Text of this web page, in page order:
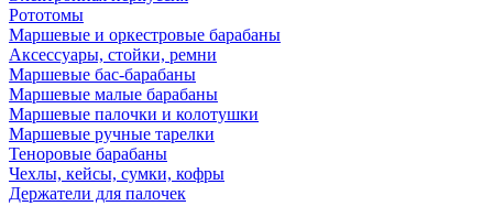
Рототомы
Маршевые и оркестровые барабаны
Аксессуары, стойки, ремни
Маршевые бас-барабаны
Маршевые малые барабаны
Маршевые палочки и колотушки
Маршевые ручные тарелки
Теноровые барабаны
Чехлы, кейсы, сумки, кофры
Держатели для палочек